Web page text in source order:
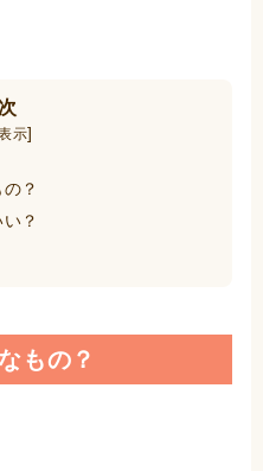
示]
？
？
もの？